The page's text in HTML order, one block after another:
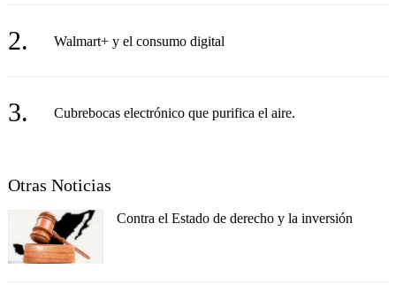
2. Walmart+ y el consumo digital
3. Cubrebocas electrónico que purifica el aire.
Otras Noticias
Contra el Estado de derecho y la inversión